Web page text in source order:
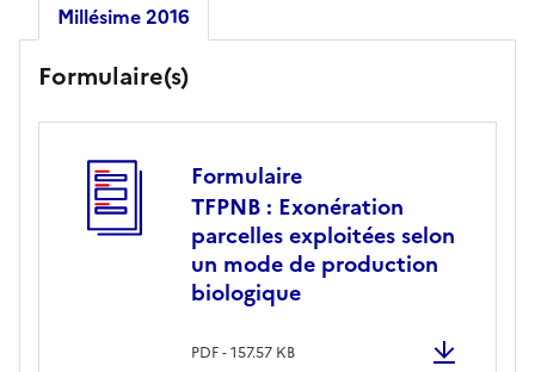
Millésime 2016
Millésime 2016
Formulaire(s)
Formulaire
TFPNB : Exonération
parcelles exploitées selon
un mode de production
biologique
PDF - 157.57 KB